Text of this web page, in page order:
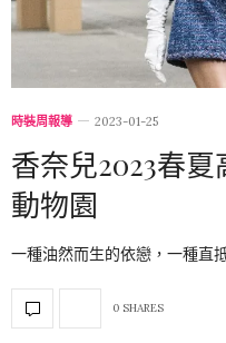
時裝周報導 2023-01-25
香奈兒2023春
動物園
一種油然而生的依戀，一種直
0 SHARES